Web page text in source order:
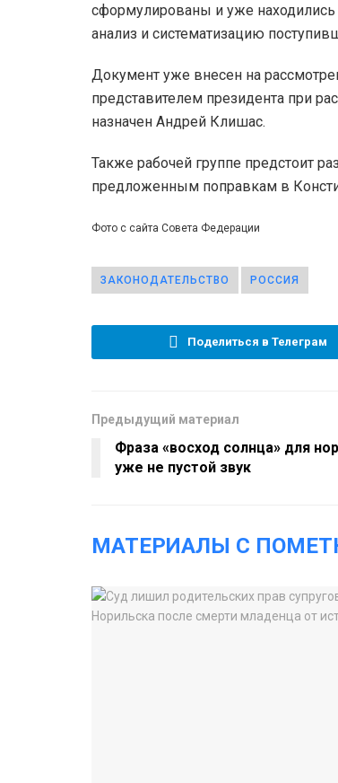
сформулированы и уже находились
анализ и систематизацию
Документ уже внесен на
представителем президента при
назначен Андрей Клишас.
Также рабочей группе предстоит
предложенным поправкам в
Фото с сайта Совета Федерации
ЗАКОНОДАТЕЛЬСТВО РОССИЯ
Поделиться в Телеграм
Предыдущий материал
Фраза «восход солнца» для
уже не пустой звук
МАТЕРИАЛЫ С